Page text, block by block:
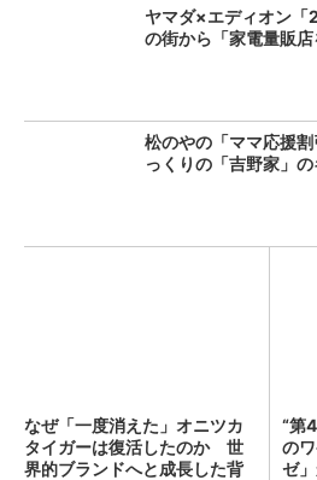
ヤマダ×エディオン「
の街から「家電量販
松のやの「ママ応援
っくりの「吉野家」
なぜ「一度消えた」オニツカ
タイガーは復活したのか 世
界的ブランドへと成長した背
“第
の
ゼ